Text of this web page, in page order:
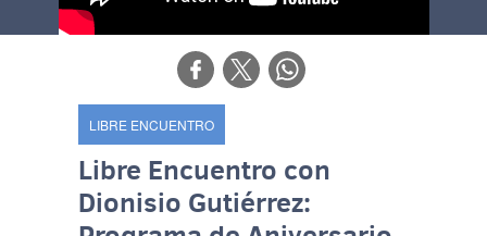
LIBRE ENCUENTRO
Libre Encuentro con
Dionisio Gutiérrez: